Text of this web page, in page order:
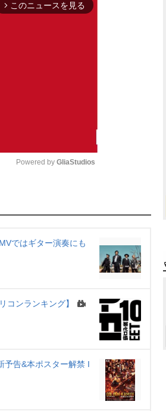
arrow_forward_ios このニュースを見る
u
e
Powered by GliaStudios
ではギター演奏にも
コンランキング】
予告&本ポスター解禁 I